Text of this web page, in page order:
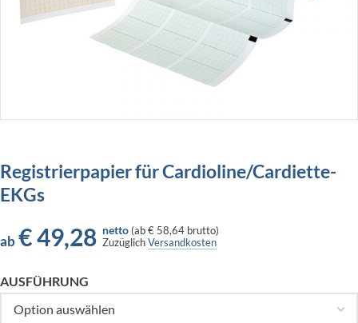
Registrierpapier für Cardioline/Cardiette-
EKGs
ab €49,28 netto (ab€ 58,64 brutto)
ZuzüglichVersandkosten
AUSFÜHRUNG